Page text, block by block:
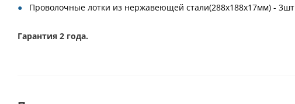
Проволочные лотки из нержавеющей стали(288х188х17мм) - 3шт
Гарантия 2 года.